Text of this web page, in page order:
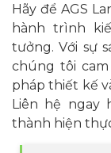
Hãy để AGS
hành trình
tưởng. Với sự
chúng tôi
pháp thiết kế
Liên hệ ngay
thành hiện